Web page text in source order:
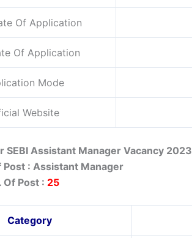
Of Application
Of Application
Mode
Website
SEBI Assistant Manager Vacancy 2023
Post : Assistant Manager
Of Post : 25
Category